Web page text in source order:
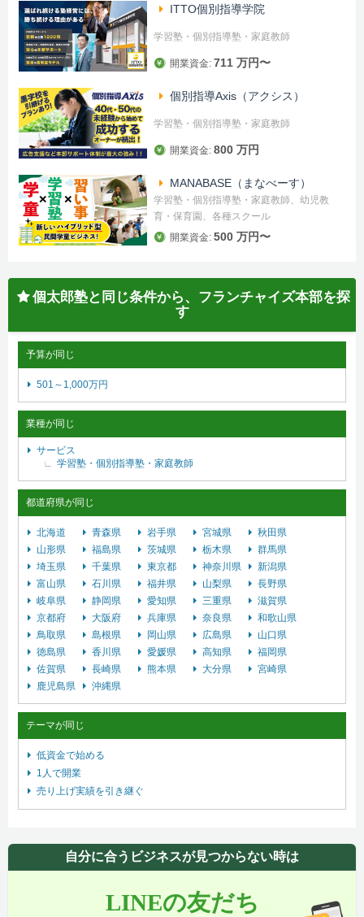
ITTO個別指導学院
学習塾・個別指導塾・家庭教師
開業資金: 711 万円〜
個別指導Axis（アクシス）
学習塾・個別指導塾・家庭教師
開業資金: 800 万円
MANABASE（まなべーす）
学習塾・個別指導塾・家庭教師、幼児教
育・保育園、各種スクール
開業資金: 500 万円〜
個太郎塾と同じ条件から、フランチャイズ本部を探
す
予算が同じ
501～1,000万円
業種が同じ
サービス
学習塾・個別指導塾・家庭教師
都道府県が同じ
北海道 青森県 岩手県 宮城県
秋田県
山形県
福島県 茨城県 栃木県
群馬県
埼玉県
千葉県 東京都 神奈川県
新潟県
富山県
石川県 福井県 山梨県
長野県
岐阜県
静岡県 愛知県 三重県
滋賀県
京都府
大阪府 兵庫県 奈良県
和歌山県
鳥取県
島根県 岡山県 広島県
山口県
徳島県
香川県 愛媛県 高知県
福岡県
佐賀県
長崎県 熊本県 大分県
宮崎県
鹿児島県
沖縄県
テーマが同じ
低資金で始める
1人で開業
売り上げ実績を引き継ぐ
自分に合うビジネスが見つからない時は
LINEの友だち